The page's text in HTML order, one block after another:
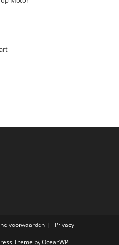
voorwaarden Privacy
Theme by OceanWP